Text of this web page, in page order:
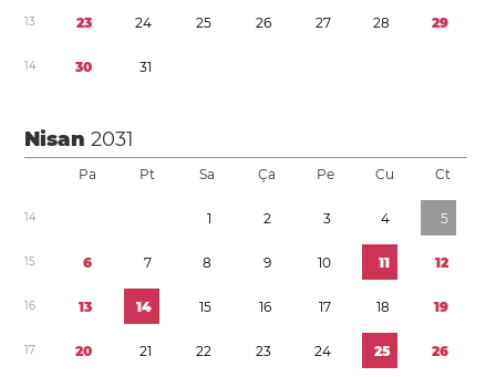
13 23 24 25 26 27 28 29
14 30 31
Nisan2031
Pa Pt Sa Ça Pe Cu Ct
14 1 2 3 4 5
15 6 7 8 9 10 11 12
16 13 14 15 16 17 18 19
17 20 21 22 23 24 25 26